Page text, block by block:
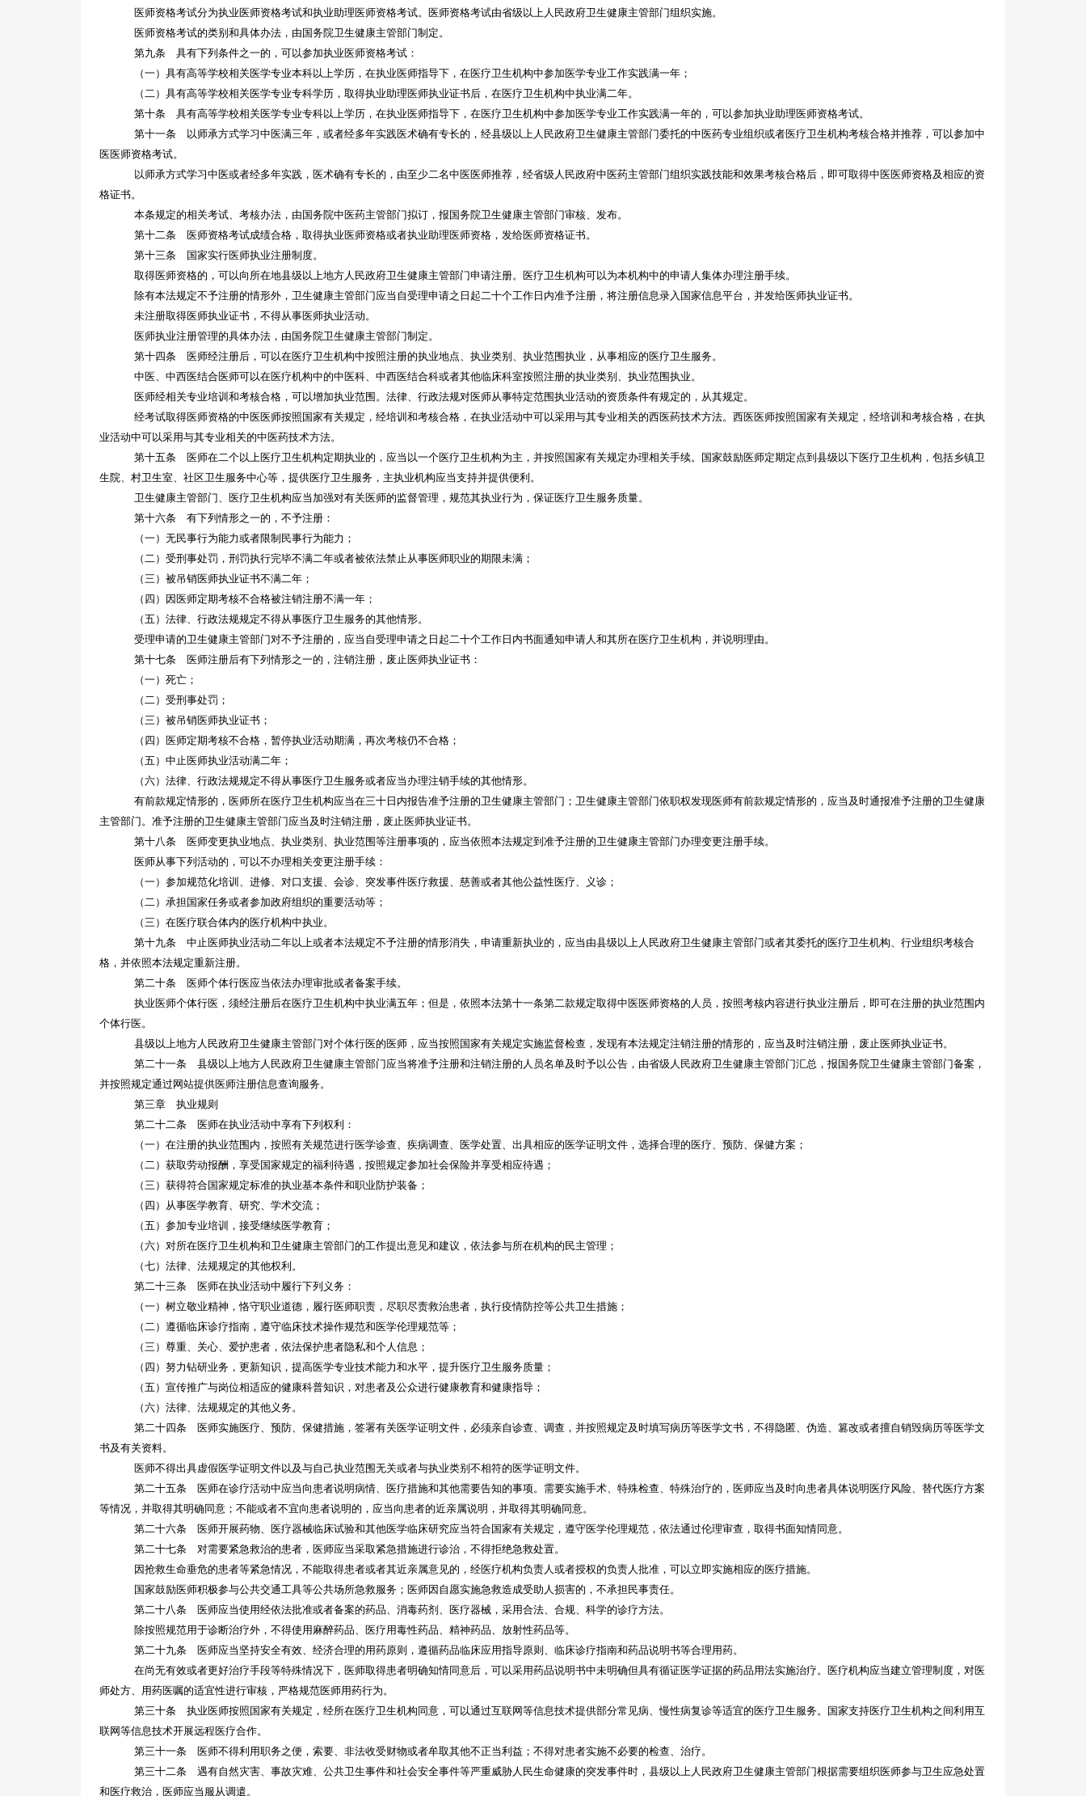
医师资格考试分为执业医师资格考试和执业助理医师资格考试。医师资格考试由省级以上人民政府卫生健康主管部门组织实施。
医师资格考试的类别和具体办法，由国务院卫生健康主管部门制定。
第九条 具有下列条件之一的，可以参加执业医师资格考试：
（一）具有高等学校相关医学专业本科以上学历，在执业医师指导下，在医疗卫生机构中参加医学专业工作实践满一年；
（二）具有高等学校相关医学专业专科学历，取得执业助理医师执业证书后，在医疗卫生机构中执业满二年。
第十条 具有高等学校相关医学专业专科以上学历，在执业医师指导下，在医疗卫生机构中参加医学专业工作实践满一年的，可以参加执业助理医师资格考试。
第十一条 以师承方式学习中医满三年，或者经多年实践医术确有专长的，经县级以上人民政府卫生健康主管部门委托的中医药专业组织或者医疗卫生机构考核合格并推荐，可以参加中
医医师资格考试。
以师承方式学习中医或者经多年实践，医术确有专长的，由至少二名中医医师推荐，经省级人民政府中医药主管部门组织实践技能和效果考核合格后，即可取得中医医师资格及相应的资
格证书。
本条规定的相关考试、考核办法，由国务院中医药主管部门拟订，报国务院卫生健康主管部门审核、发布。
第十二条 医师资格考试成绩合格，取得执业医师资格或者执业助理医师资格，发给医师资格证书。
第十三条 国家实行医师执业注册制度。
取得医师资格的，可以向所在地县级以上地方人民政府卫生健康主管部门申请注册。医疗卫生机构可以为本机构中的申请人集体办理注册手续。
除有本法规定不予注册的情形外，卫生健康主管部门应当自受理申请之日起二十个工作日内准予注册，将注册信息录入国家信息平台，并发给医师执业证书。
未注册取得医师执业证书，不得从事医师执业活动。
医师执业注册管理的具体办法，由国务院卫生健康主管部门制定。
第十四条 医师经注册后，可以在医疗卫生机构中按照注册的执业地点、执业类别、执业范围执业，从事相应的医疗卫生服务。
中医、中西医结合医师可以在医疗机构中的中医科、中西医结合科或者其他临床科室按照注册的执业类别、执业范围执业。
医师经相关专业培训和考核合格，可以增加执业范围。法律、行政法规对医师从事特定范围执业活动的资质条件有规定的，从其规定。
经考试取得医师资格的中医医师按照国家有关规定，经培训和考核合格，在执业活动中可以采用与其专业相关的西医药技术方法。西医医师按照国家有关规定，经培训和考核合格，在执
业活动中可以采用与其专业相关的中医药技术方法。
第十五条 医师在二个以上医疗卫生机构定期执业的，应当以一个医疗卫生机构为主，并按照国家有关规定办理相关手续。国家鼓励医师定期定点到县级以下医疗卫生机构，包括乡镇卫
生院、村卫生室、社区卫生服务中心等，提供医疗卫生服务，主执业机构应当支持并提供便利。
卫生健康主管部门、医疗卫生机构应当加强对有关医师的监督管理，规范其执业行为，保证医疗卫生服务质量。
第十六条 有下列情形之一的，不予注册：
（一）无民事行为能力或者限制民事行为能力；
（二）受刑事处罚，刑罚执行完毕不满二年或者被依法禁止从事医师职业的期限未满；
（三）被吊销医师执业证书不满二年；
（四）因医师定期考核不合格被注销注册不满一年；
（五）法律、行政法规规定不得从事医疗卫生服务的其他情形。
受理申请的卫生健康主管部门对不予注册的，应当自受理申请之日起二十个工作日内书面通知申请人和其所在医疗卫生机构，并说明理由。
第十七条 医师注册后有下列情形之一的，注销注册，废止医师执业证书：
（一）死亡；
（二）受刑事处罚；
（三）被吊销医师执业证书；
（四）医师定期考核不合格，暂停执业活动期满，再次考核仍不合格；
（五）中止医师执业活动满二年；
（六）法律、行政法规规定不得从事医疗卫生服务或者应当办理注销手续的其他情形。
有前款规定情形的，医师所在医疗卫生机构应当在三十日内报告准予注册的卫生健康主管部门；卫生健康主管部门依职权发现医师有前款规定情形的，应当及时通报准予注册的卫生健康
主管部门。准予注册的卫生健康主管部门应当及时注销注册，废止医师执业证书。
第十八条 医师变更执业地点、执业类别、执业范围等注册事项的，应当依照本法规定到准予注册的卫生健康主管部门办理变更注册手续。
医师从事下列活动的，可以不办理相关变更注册手续：
（一）参加规范化培训、进修、对口支援、会诊、突发事件医疗救援、慈善或者其他公益性医疗、义诊；
（二）承担国家任务或者参加政府组织的重要活动等；
（三）在医疗联合体内的医疗机构中执业。
第十九条 中止医师执业活动二年以上或者本法规定不予注册的情形消失，申请重新执业的，应当由县级以上人民政府卫生健康主管部门或者其委托的医疗卫生机构、行业组织考核合
格，并依照本法规定重新注册。
第二十条 医师个体行医应当依法办理审批或者备案手续。
执业医师个体行医，须经注册后在医疗卫生机构中执业满五年；但是，依照本法第十一条第二款规定取得中医医师资格的人员，按照考核内容进行执业注册后，即可在注册的执业范围内
个体行医。
县级以上地方人民政府卫生健康主管部门对个体行医的医师，应当按照国家有关规定实施监督检查，发现有本法规定注销注册的情形的，应当及时注销注册，废止医师执业证书。
第二十一条 县级以上地方人民政府卫生健康主管部门应当将准予注册和注销注册的人员名单及时予以公告，由省级人民政府卫生健康主管部门汇总，报国务院卫生健康主管部门备案，
并按照规定通过网站提供医师注册信息查询服务。
第三章 执业规则
第二十二条 医师在执业活动中享有下列权利：
（一）在注册的执业范围内，按照有关规范进行医学诊查、疾病调查、医学处置、出具相应的医学证明文件，选择合理的医疗、预防、保健方案；
（二）获取劳动报酬，享受国家规定的福利待遇，按照规定参加社会保险并享受相应待遇；
（三）获得符合国家规定标准的执业基本条件和职业防护装备；
（四）从事医学教育、研究、学术交流；
（五）参加专业培训，接受继续医学教育；
（六）对所在医疗卫生机构和卫生健康主管部门的工作提出意见和建议，依法参与所在机构的民主管理；
（七）法律、法规规定的其他权利。
第二十三条 医师在执业活动中履行下列义务：
（一）树立敬业精神，恪守职业道德，履行医师职责，尽职尽责救治患者，执行疫情防控等公共卫生措施；
（二）遵循临床诊疗指南，遵守临床技术操作规范和医学伦理规范等；
（三）尊重、关心、爱护患者，依法保护患者隐私和个人信息；
（四）努力钻研业务，更新知识，提高医学专业技术能力和水平，提升医疗卫生服务质量；
（五）宣传推广与岗位相适应的健康科普知识，对患者及公众进行健康教育和健康指导；
（六）法律、法规规定的其他义务。
第二十四条 医师实施医疗、预防、保健措施，签署有关医学证明文件，必须亲自诊查、调查，并按照规定及时填写病历等医学文书，不得隐匿、伪造、篡改或者擅自销毁病历等医学文
书及有关资料。
医师不得出具虚假医学证明文件以及与自己执业范围无关或者与执业类别不相符的医学证明文件。
第二十五条 医师在诊疗活动中应当向患者说明病情、医疗措施和其他需要告知的事项。需要实施手术、特殊检查、特殊治疗的，医师应当及时向患者具体说明医疗风险、替代医疗方案
等情况，并取得其明确同意；不能或者不宜向患者说明的，应当向患者的近亲属说明，并取得其明确同意。
第二十六条 医师开展药物、医疗器械临床试验和其他医学临床研究应当符合国家有关规定，遵守医学伦理规范，依法通过伦理审查，取得书面知情同意。
第二十七条 对需要紧急救治的患者，医师应当采取紧急措施进行诊治，不得拒绝急救处置。
因抢救生命垂危的患者等紧急情况，不能取得患者或者其近亲属意见的，经医疗机构负责人或者授权的负责人批准，可以立即实施相应的医疗措施。
国家鼓励医师积极参与公共交通工具等公共场所急救服务；医师因自愿实施急救造成受助人损害的，不承担民事责任。
第二十八条 医师应当使用经依法批准或者备案的药品、消毒药剂、医疗器械，采用合法、合规、科学的诊疗方法。
除按照规范用于诊断治疗外，不得使用麻醉药品、医疗用毒性药品、精神药品、放射性药品等。
第二十九条 医师应当坚持安全有效、经济合理的用药原则，遵循药品临床应用指导原则、临床诊疗指南和药品说明书等合理用药。
在尚无有效或者更好治疗手段等特殊情况下，医师取得患者明确知情同意后，可以采用药品说明书中未明确但具有循证医学证据的药品用法实施治疗。医疗机构应当建立管理制度，对医
师处方、用药医嘱的适宜性进行审核，严格规范医师用药行为。
第三十条 执业医师按照国家有关规定，经所在医疗卫生机构同意，可以通过互联网等信息技术提供部分常见病、慢性病复诊等适宜的医疗卫生服务。国家支持医疗卫生机构之间利用互
联网等信息技术开展远程医疗合作。
第三十一条 医师不得利用职务之便，索要、非法收受财物或者牟取其他不正当利益；不得对患者实施不必要的检查、治疗。
第三十二条 遇有自然灾害、事故灾难、公共卫生事件和社会安全事件等严重威胁人民生命健康的突发事件时，县级以上人民政府卫生健康主管部门根据需要组织医师参与卫生应急处置
和医疗救治，医师应当服从调遣。